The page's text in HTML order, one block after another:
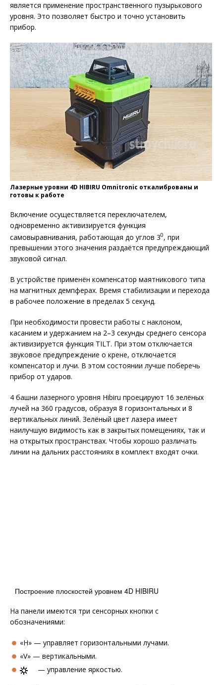
является применение пространственного пузырькового
уровня. Это позволяет быстро и точно установить
прибор.
Лазерные уровни 4D HIBIRU Omnitronic откалиброваны и
готовы к работе
Включение осуществляется переключателем,
одновременно активизируется функция
самовыравнивания, работающая до углов 30, при
превышении этого значения раздаётся предупреждающий
звуковой сигнал.
В устройстве применён компенсатор маятникового типа
на магнитных демпферах. Время стабилизации и перехода
в рабочее положение в пределах 5 секунд.
При необходимости провести работы с наклоном,
касанием и удержанием на 2–3 секунды среднего сенсора
активизируется функция TILT. При этом отключается
звуковое предупреждение о крене, отключается
компенсатор и лучи. В этом состоянии лучше поберечь
прибор от ударов.
4 башни лазерного уровня Hibiru проецируют 16 зелёных
лучей на 360 градусов, образуя 8 горизонтальных и 8
вертикальных линий. Зелёный цвет лазера имеет
наилучшую видимость как в закрытых помещениях, так и
на открытых пространствах. Чтобы хорошо различать
линии на дальних расстояниях в комплект входят очки.
Построение плоскостей уровнем 4D HIBIRU
На панели имеются три сенсорных кнопки с
обозначениями:
«H» — управляет горизонтальными лучами.
«V» — вертикальными.
— управление яркостью.